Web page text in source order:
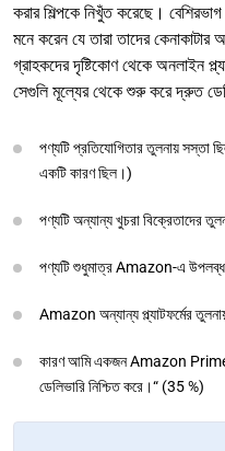
করার শিল্পকে নিখুঁত করেছে।
মনে করেন যে তারা তাদের
গ্রাহকদের দৃষ্টিকোণ থেকে অনলাইন
সেগুলি মূল্যের থেকে শুরু করে দ্রুত
পণ্যটি প্রতিযোগিতার তুলনায়
একটি কারণ ছিল।)
পণ্যটি অন্যান্য খুচরা বিক্রেতাদের
পণ্যটি শুধুমাত্র Amazon-এ
Amazon অন্যান্য প্ল্যাটফর্মের
কারণ আমি একজন Amazon Prime
ডেলিভারি নিশ্চিত করে।“ (35 %)